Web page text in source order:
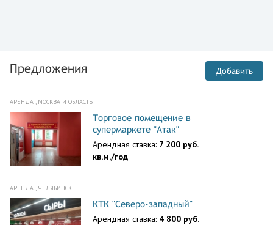
Предложения Добавить
АРЕНДА , МОСКВА И ОБЛАСТЬ
Торговое помещение в
супермаркете "Атак"
Арендная ставка: 7 200 руб.
кв.м./год
АРЕНДА , ЧЕЛЯБИНСК
КТК "Северо-западный"
Арендная ставка: 4 800 руб.